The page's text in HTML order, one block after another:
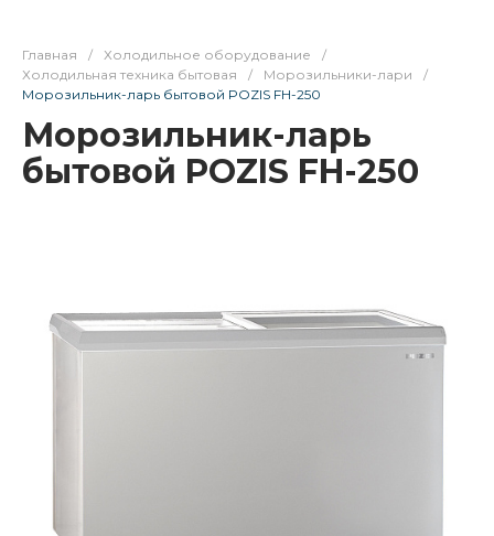
Главная / Холодильное оборудование
/
Холодильная техника бытовая
/ Морозильники-лари
/
Морозильник-ларь бытовой POZIS FH-250
Морозильник-ларь
бытовой POZIS FH-250